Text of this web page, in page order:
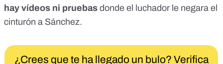
hay vídeos ni pruebas donde el luchador le negara el
cinturón a Sánchez.
¿Crees que te ha llegado un bulo? Verifica